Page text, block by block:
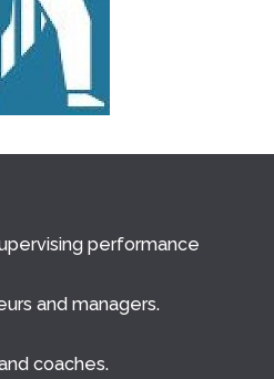
performance
and managers.
coaches.